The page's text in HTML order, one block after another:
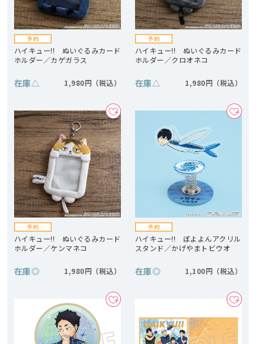
ハイキュー!! ぬいぐるみカード
ホルダー／カゲガラス
在庫△ 1,980円
ハイキュー!! ぬいぐるみカード
ホルダー／クロオネコ
在庫△ 1,980円
ハイキュー!! ぬいぐるみカード
ホルダー／ケンマネコ
在庫◎ 1,980円
ハイキュー!! ぼよよんアクリル
スタンド／かげやまトビウオ
在庫◎ 1,100円